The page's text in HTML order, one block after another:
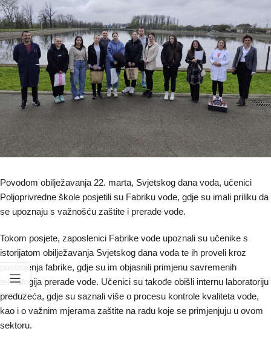
Povodom obilježavanja 22. marta, Svjetskog dana voda, učenici
Poljoprivredne škole posjetili su Fabriku vode, gdje su imali priliku da
se upoznaju s važnošću zaštite i prerade vode.
Tokom posjete, zaposlenici Fabrike vode upoznali su učenike s
istorijatom obilježavanja Svjetskog dana voda te ih proveli kroz
postrojenja fabrike, gdje su im objasnili primjenu savremenih
tehnologija prerade vode. Učenici su takođe obišli internu laboratoriju
preduzeća, gdje su saznali više o procesu kontrole kvaliteta vode,
kao i o važnim mjerama zaštite na radu koje se primjenjuju u ovom
sektoru.